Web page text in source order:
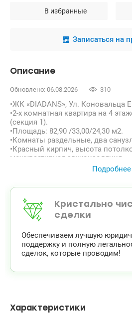
В избранные
Записаться на
Описание
Обновлено: 06.08.2026 310
•ЖК «DIADANS», Ул. Коновальца
•2-х комнатная квартира на 4
(секция 1).
•Площадь: 82,90 /33,00/24,30 м2.
•Комнаты раздельные, два
•Красный кирпич, высота
межквартирная звукоизоляция.
•Панорамные окна в пол
•Инфраструктура: магазины,
кофейни, Дворец Украина,
Ближайшие станции метро
Украина).
•Проект с продуманными и
в паркинг.
т.044 200 10 80 Valion.ua/1035602
Подробнее
Кристально
сделки
Обеспечиваем лучшую
поддержку и полную
сделок, которые проводим!
Характеристики